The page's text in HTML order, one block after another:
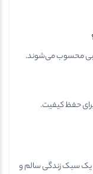
محسوب می‌شوند.
حفظ کیفیت.
سبک زندگی سالم و